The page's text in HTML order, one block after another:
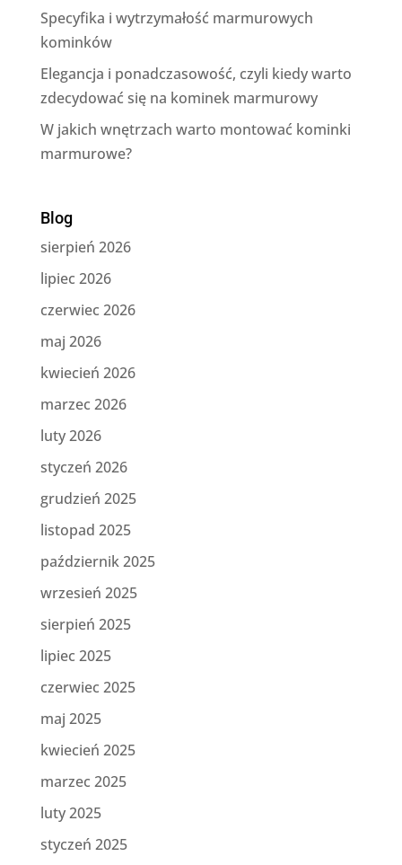
Specyfika i wytrzymałość marmurowych
kominków
Elegancja i ponadczasowość, czyli kiedy warto
zdecydować się na kominek marmurowy
W jakich wnętrzach warto montować kominki
marmurowe?
Blog
sierpień 2026
lipiec 2026
czerwiec 2026
maj 2026
kwiecień 2026
marzec 2026
luty 2026
styczeń 2026
grudzień 2025
listopad 2025
październik 2025
wrzesień 2025
sierpień 2025
lipiec 2025
czerwiec 2025
maj 2025
kwiecień 2025
marzec 2025
luty 2025
styczeń 2025